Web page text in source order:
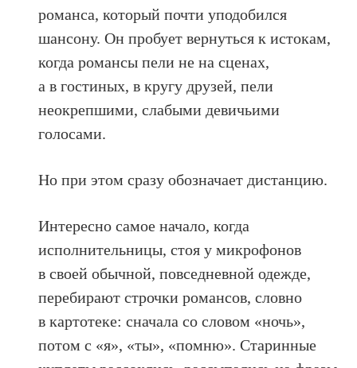
романса, который почти уподобился
шансону. Он пробует вернуться к истокам,
когда романсы пели не на сценах,
а в гостиных, в кругу друзей, пели
неокрепшими, слабыми девичьими
голосами.
Но при этом сразу обозначает дистанцию.
Интересно самое начало, когда
исполнительницы, стоя у микрофонов
в своей обычной, повседневной одежде,
перебирают строчки романсов, словно
в картотеке: сначала со словом «ночь»,
потом с «я», «ты», «помню». Старинные